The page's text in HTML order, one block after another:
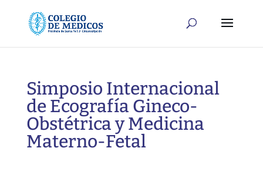
Simposio Internacional
de Ecografía Gineco-
Obstétrica y Medicina
Materno-Fetal